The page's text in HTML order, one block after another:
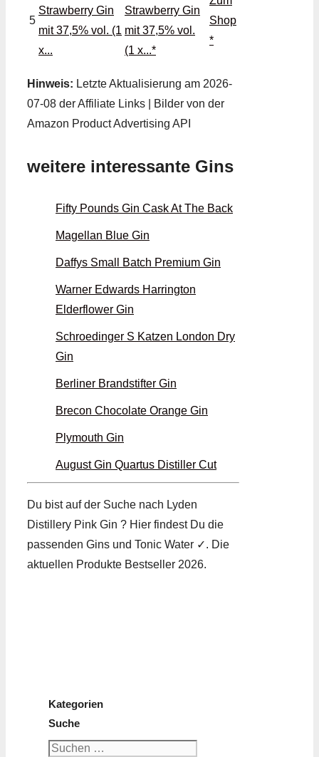
5
Strawberry Gin
mit 37,5% vol.
(1 x...*
Shop
*
Hinweis: Letzte Aktualisierung am 2026-
07-08 der Affiliate Links | Bilder von der
Amazon Product Advertising API
weitere interessante Gins
Fifty Pounds Gin Cask At The Back
Magellan Blue Gin
Daffys Small Batch Premium Gin
Warner Edwards Harrington
Elderflower Gin
Schroedinger S Katzen London Dry
Gin
Berliner Brandstifter Gin
Brecon Chocolate Orange Gin
Plymouth Gin
August Gin Quartus Distiller Cut
Du bist auf der Suche nach Lyden
Distillery Pink Gin ? Hier findest Du die
passenden Gins und Tonic Water ✓. Die
aktuellen Produkte Bestseller 2026.
Kategorien
Suche
Suchen